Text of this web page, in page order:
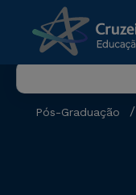
Pós-Graduação